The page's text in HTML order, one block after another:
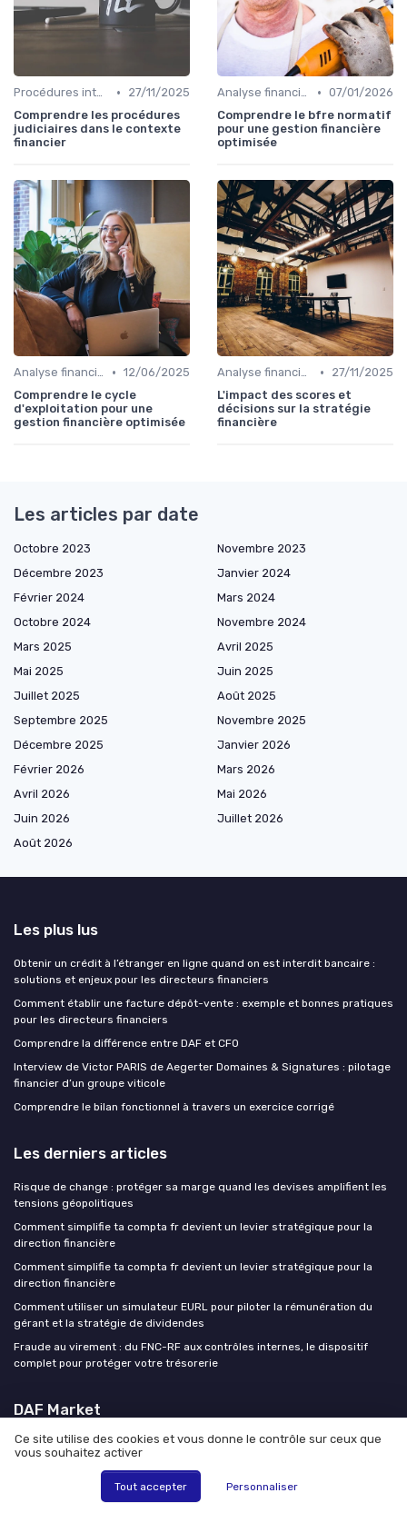
Procédures internes •
27/11/2025
Comprendre les procédures
judiciaires dans le contexte
financier
Analyse financière • 07/01/2026
Comprendre le bfre normatif
pour une gestion financière
optimisée
Analyse financière • 12/06/2025
Comprendre le cycle
d'exploitation pour une
gestion financière optimisée
Analyse financière •
27/11/2025
L'impact des scores et
décisions sur la stratégie
financière
Les articles par date
Octobre 2023
Novembre 2023
Décembre 2023
Janvier 2024
Février 2024
Mars 2024
Octobre 2024
Novembre 2024
Mars 2025
Avril 2025
Mai 2025
Juin 2025
Juillet 2025
Août 2025
Septembre 2025
Novembre 2025
Décembre 2025
Janvier 2026
Février 2026
Mars 2026
Avril 2026
Mai 2026
Juin 2026
Juillet 2026
Août 2026
Les plus lus
Obtenir un crédit à l’étranger en ligne quand on est interdit bancaire :
solutions et enjeux pour les directeurs financiers
Comment établir une facture dépôt-vente : exemple et bonnes pratiques
pour les directeurs financiers
Comprendre la différence entre DAF et CFO
Interview de Victor PARIS de Aegerter Domaines & Signatures : pilotage
financier d’un groupe viticole
Comprendre le bilan fonctionnel à travers un exercice corrigé
Les derniers articles
Risque de change : protéger sa marge quand les devises amplifient les
tensions géopolitiques
Comment simplifie ta compta fr devient un levier stratégique pour la
direction financière
Comment simplifie ta compta fr devient un levier stratégique pour la
direction financière
Comment utiliser un simulateur EURL pour piloter la rémunération du
gérant et la stratégie de dividendes
Fraude au virement : du FNC-RF aux contrôles internes, le dispositif
complet pour protéger votre trésorerie
DAF Market
Mentions légales Politique de confidentialité
Ce site utilise des cookies et vous donne le contrôle sur ceux que
vous souhaitez activer
Tout accepter Personnaliser